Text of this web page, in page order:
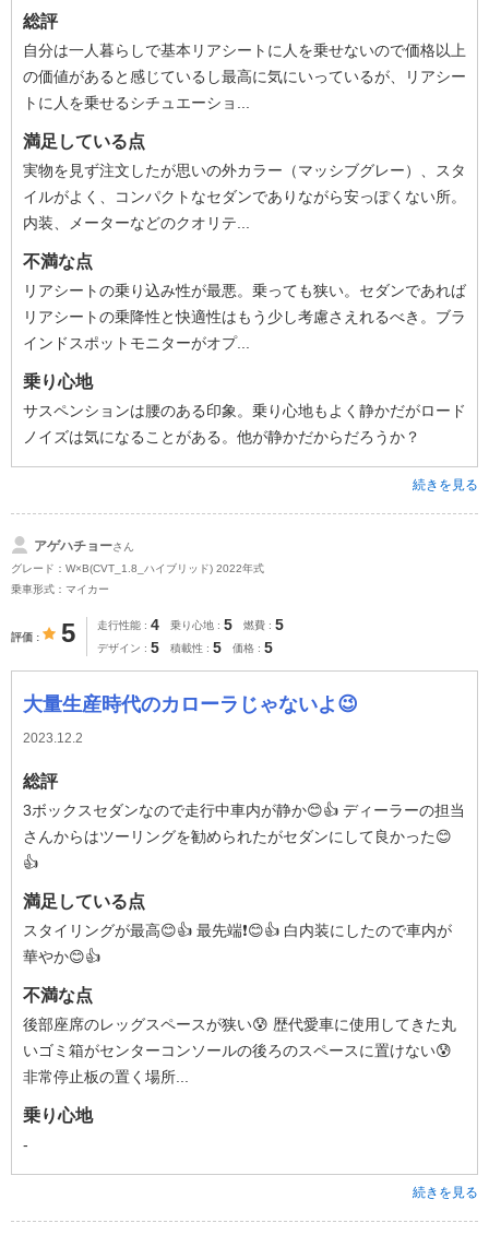
総評
自分は一人暮らしで基本リアシートに人を乗せないので価格以上
の価値があると感じているし最高に気にいっているが、リアシー
トに人を乗せるシチュエーショ...
満足している点
実物を見ず注文したが思いの外カラー（マッシブグレー）、スタ
イルがよく、コンパクトなセダンでありながら安っぽくない所。
内装、メーターなどのクオリテ...
不満な点
リアシートの乗り込み性が最悪。乗っても狭い。セダンであれば
リアシートの乗降性と快適性はもう少し考慮さえれるべき。ブラ
インドスポットモニターがオプ...
乗り心地
サスペンションは腰のある印象。乗り心地もよく静かだがロード
ノイズは気になることがある。他が静かだからだろうか？
続きを見る
アゲハチョーさん
グレード：W×B(CVT_1.8_ハイブリッド) 2022年式
乗車形式：マイカー
評価 5 走行性能 4 乗り心地 5 燃費 5
デザイン 5 積載性 5 価格 5
大量生産時代のカローラじゃないよ😉
2023.12.2
総評
3ボックスセダンなので走行中車内が静か😊👍 ディーラーの担当
さんからはツーリングを勧められたがセダンにして良かった😊
👍
満足している点
スタイリングが最高😊👍 最先端❗️😊👍 白内装にしたので車内が
華やか😊👍
不満な点
後部座席のレッグスペースが狭い😰 歴代愛車に使用してきた丸
いゴミ箱がセンターコンソールの後ろのスペースに置けない😰
非常停止板の置く場所...
乗り心地
-
続きを見る